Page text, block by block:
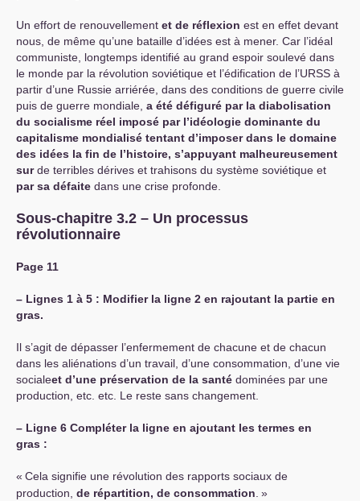
Un effort de renouvellement et de réflexion est en effet devant
nous, de même qu’une bataille d’idées est à mener. Car l’idéal
communiste, longtemps identifié au grand espoir soulevé dans
le monde par la révolution soviétique et l’édification de l’URSS à
partir d’une Russie arriérée, dans des conditions de guerre civile
puis de guerre mondiale, a été défiguré par la diabolisation
du socialisme réel imposé par l’idéologie dominante du
capitalisme mondialisé tentant d’imposer dans le domaine
des idées la fin de l’histoire, s’appuyant malheureusement
surde terribles dérives et trahisons du système soviétique et
par sa défaite dans une crise profonde.
Sous-chapitre 3.2 – Un processus
révolutionnaire
Page 11
– Lignes 1 à 5 : Modifier la ligne 2 en rajoutant la partie en
gras.
Il s’agit de dépasser l’enfermement de chacune et de chacun
dans les aliénations d’un travail, d’une consommation, d’une vie
socialeet d’une préservation de la santé dominées par une
production, etc. etc. Le reste sans changement.
– Ligne 6 Compléter la ligne en ajoutant les termes en
gras :
« Cela signifie une révolution des rapports sociaux de
production, de répartition, de consommation »